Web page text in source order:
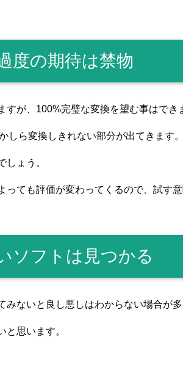
度の期待は禁物
すが、100%完璧な変換を望む事はでき
しら変換しきれない部分が出てきます。
しょう。
っても評価が変わってくるので、試す意
ソフトは見つかる
みないと良し悪しはわからない場合が多
と思います。